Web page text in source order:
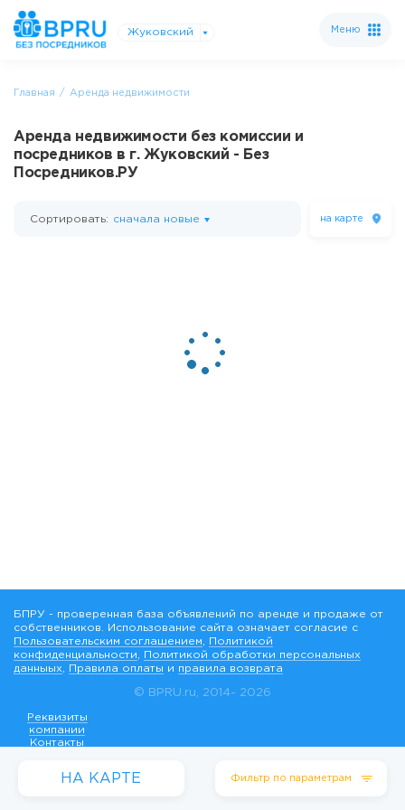
Жуковский Меню
Главная Аренда недвижимости
Аренда недвижимости без комиссии и
посредников в г. Жуковский - Без
Посредников.РУ
НА КАРТЕ Фильтр по параметрам
Сортировать: сначала новые на карте
Реквизиты
компании
Контакты
© BPRU.ru, 2014- 2026
БПРУ - проверенная база объявлений по аренде и продаже от
собственников. Использование сайта означает согласие с
Пользовательским соглашением
Политикой
конфиденциальности
Политикой обработки персональных
данныых
Правила оплаты и правила возврата